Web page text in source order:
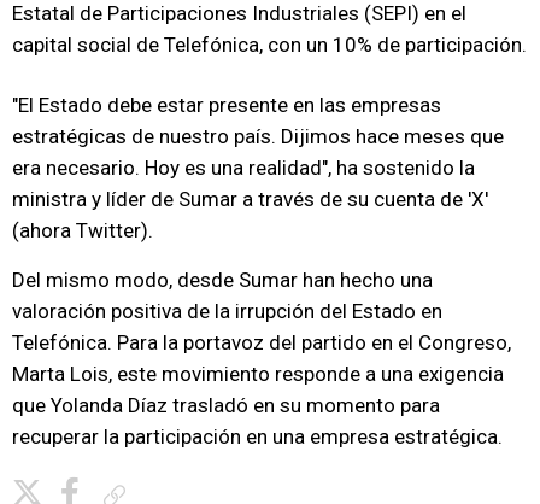
Estatal de Participaciones Industriales (SEPI) en el
capital social de Telefónica, con un 10% de participación.
"El Estado debe estar presente en las empresas
estratégicas de nuestro país. Dijimos hace meses que
era necesario. Hoy es una realidad", ha sostenido la
ministra y líder de Sumar a través de su cuenta de 'X'
(ahora Twitter).
Del mismo modo, desde Sumar han hecho una
valoración positiva de la irrupción del Estado en
Telefónica. Para la portavoz del partido en el Congreso,
Marta Lois, este movimiento responde a una exigencia
que Yolanda Díaz trasladó en su momento para
recuperar la participación en una empresa estratégica.